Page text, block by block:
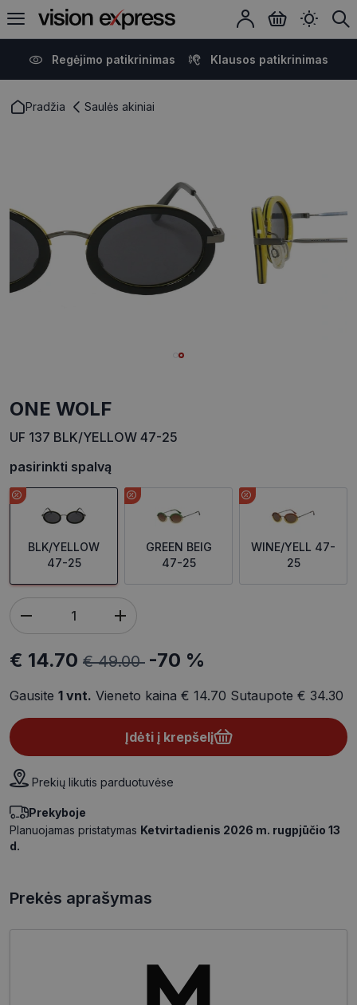
Regėjimo patikrinimas Klausos patikrinimas
Pradžia Saulės akiniai
ONE WOLF
UF 137 BLK/YELLOW 47-25
pasirinkti spalvą
BLK/YELLOW
47-25
GREEN BEIG
47-25
WINE/YELL 47-
25
€ 14.70 € 49.00 -70 %
Gausite 1 vnt. Vieneto kaina € 14.70 Sutaupote € 34.30
Įdėti į krepšelį
Prekių likutis parduotuvėse
Prekyboje
Planuojamas pristatymas Ketvirtadienis 2026 m. rugpjūčio 13
d.
Prekės aprašymas